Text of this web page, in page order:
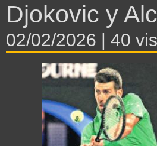
Djokovic y
02/02/2026 | 40